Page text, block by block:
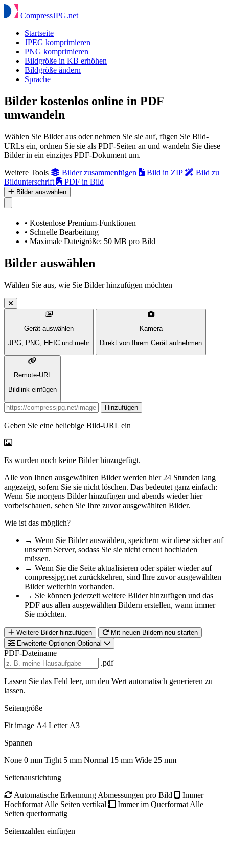
CompressJPG.net
Startseite
JPEG komprimieren
PNG komprimieren
Bildgröße in KB erhöhen
Bildgröße ändern
Sprache
Bilder kostenlos online in PDF
umwandeln
Wählen Sie Bilder aus oder nehmen Sie sie auf, fügen Sie Bild-
URLs ein, ordnen Sie sie als PDF-Seiten an und wandeln Sie diese
Bilder in ein einziges PDF-Dokument um.
Weitere Tools
Bilder zusammenfügen Bild in ZIP
Bild zu
Bildunterschrift
PDF in Bild
Bilder auswählen
• Kostenlose Premium-Funktionen
• Schnelle Bearbeitung
• Maximale Dateigröße: 50 MB pro Bild
Bilder auswählen
Wählen Sie aus, wie Sie Bilder hinzufügen möchten
Gerät auswählen
JPG, PNG, HEIC und mehr
Kamera
Direkt von Ihrem Gerät aufnehmen
Remote-URL
Bildlink einfügen
Bild-URL Hinzufügen
Geben Sie eine beliebige Bild-URL ein
Es wurden noch keine Bilder hinzugefügt.
Alle von Ihnen ausgewählten Bilder werden hier 24 Stunden lang
angezeigt, sofern Sie sie nicht löschen. Das bedeutet ganz einfach:
Wenn Sie morgens Bilder hinzufügen und abends wieder hier
vorbeischauen, sehen Sie Ihre zuvor ausgewählten Bilder.
Wie ist das möglich?
→ Wenn Sie Bilder auswählen, speichern wir diese sicher auf
unserem Server, sodass Sie sie nicht erneut hochladen
müssen.
→ Wenn Sie die Seite aktualisieren oder später wieder auf
compressjpg.net zurückkehren, sind Ihre zuvor ausgewählten
Bilder weiterhin vorhanden.
→ Sie können jederzeit weitere Bilder hinzufügen und das
PDF aus allen ausgewählten Bildern erstellen, wann immer
Sie möchten.
Weitere Bilder hinzufügen
Mit neuen Bildern neu starten
Erweiterte Optionen Optional
PDF-Dateiname
.pdf
Lassen Sie das Feld leer, um den Wert automatisch generieren zu
lassen.
Seitengröße
Fit image A4 Letter A3
Spannen
None 0 mm Tight 5 mm Normal 15 mm Wide 25 mm
Seitenausrichtung
Automatische Erkennung Abmessungen pro Bild
Immer
Hochformat Alle Seiten vertikal Immer im Querformat Alle
Seiten querformatig
Seitenzahlen einfügen